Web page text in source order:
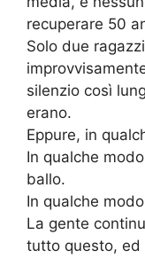
recuperare 50
Solo due
silenzio così
erano.
Eppure, in
In qualche
ballo.
In qualche
La gente
tutto questo, ed